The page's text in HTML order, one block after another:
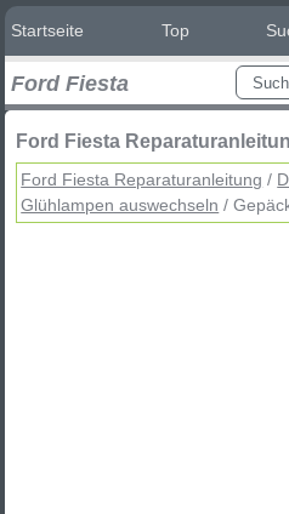
Startseite Top
Ford Fiesta
Ford Fiesta
Ford Fiesta Reparaturanleitung /
Glühlampen auswechseln /